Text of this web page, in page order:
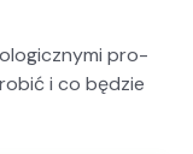
pro­
i co będzie